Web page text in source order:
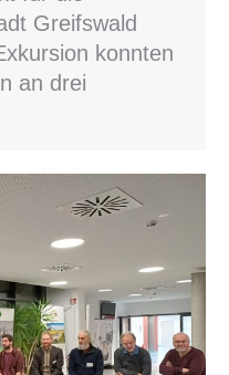
Greifswald
konnten
an drei